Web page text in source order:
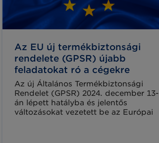
Az EU új termékbiztonsági
rendelete (GPSR) újabb
feladatokat ró a cégekre
Az új Általános Termékbiztonsági
Rendelet (GPSR) 2024. december 13-
án lépett hatályba és jelentős
változásokat vezetett be az Európai